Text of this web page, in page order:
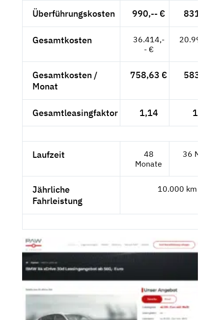
Überführungskosten 990,-- € 831,93 €
Gesamtkosten
36.414,-
- €
20.991,93
Gesamtkosten /
Monat
758,63 € 583,11 €
Gesamtleasingfaktor 1,14 1,04
Laufzeit
48
Monate
36
Jährliche
Fahrleistung
10.000 km